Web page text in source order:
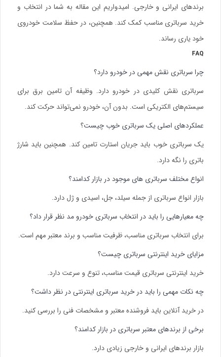
برندهای ایرانی و خارجی. امیدواریم این مقاله به شما در انتخاب و
خرید سرباتری مناسب کمک کند. همچنین، در حفظ سلامت خودروی
خود یاری رساند.
FAQ
چرا سرباتری نقش مهمی در خودرو دارد؟
سرباتری نقش کلیدی در خودرو دارد. وظیفه آن تامین برق برای
سیستم‌های الکتریکی است. بدون آن، خودرو نمی‌تواند حرکت کند.
عملکردهای اصلی یک سرباتری خوب چیست؟
یک سرباتری خوب باید جریان استارت تامین کند. همچنین باید شارژ
باتری را نگه دارد.
انواع مختلف سرباتری های موجود در بازار کدامند؟
بازار انواع سرباتری از جمله سیلد، جل، اسیدی و ژل دارد.
چه معیارهایی را باید در انتخاب سرباتری خودرو مد نظر قرار داد؟
برای انتخاب سرباتری مناسب، ظرفیت مناسب و برند معتبر مهم است.
مزایای خرید اینترنتی سرباتری چیست؟
خرید اینترنتی سرباتری قیمت مناسب، تنوع و سرعت دارد.
چه نکات مهمی را باید در خرید سرباتری اینترنتی در نظر داشت؟
در خرید آنلاین باید فروشنده معتبر و مشخصات فنی را بررسی کنید.
برخی از برندهای معتبر سرباتری در بازار کدامند؟
بازار برندهای ایرانی و خارجی زیادی دارد.